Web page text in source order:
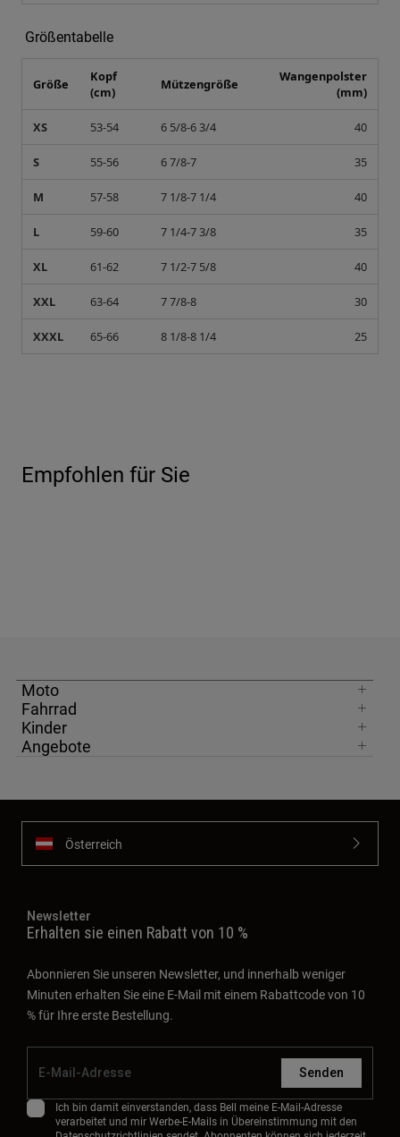
Größentabelle
Größe
Kopf
(cm)
Mützengröße
Wangenpolster
(mm)
XS 53-54 6 5/8-6 3/4 40
S 55-56 6 7/8-7 35
M 57-58 7 1/8-7 1/4 40
L 59-60 7 1/4-7 3/8 35
XL 61-62 7 1/2-7 5/8 40
XXL 63-64 7 7/8-8 30
XXXL 65-66 8 1/8-8 1/4 25
Empfohlen für Sie
Moto
Fahrrad
Kinder
Angebote
Österreich
Newsletter
Erhalten sie einen Rabatt von 10 %
Abonnieren Sie unseren Newsletter, und innerhalb weniger
Minuten erhalten Sie eine E-Mail mit einem Rabattcode von 10
% für Ihre erste Bestellung.
Senden
Ich bin damit einverstanden, dass Bell meine E-Mail-Adresse
verarbeitet und mir Werbe-E-Mails in Übereinstimmung mit den